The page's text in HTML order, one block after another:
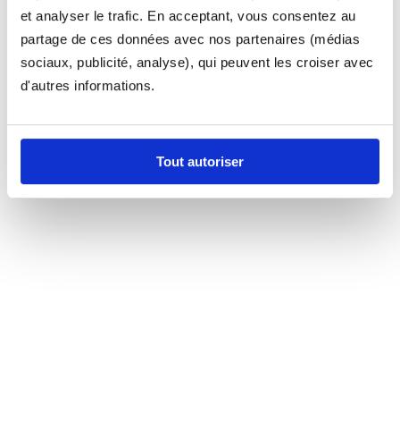
et analyser le trafic. En acceptant, vous consentez au
partage de ces données avec nos partenaires (médias
sociaux, publicité, analyse), qui peuvent les croiser avec
d'autres informations.
Tout autoriser